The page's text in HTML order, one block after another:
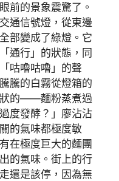
前的景象震驚了。
通信號燈，從東邊
部變成了綠燈。它
通行」的狀態，同
咕嚕咕嚕」的聲
騰的白霧從燈箱的
狀的——麵粉蒸煮過
度發酵？」廖沾沾
的氣味都極度敏
在極度巨大的麵團
的氣味。街上的行
還是該停，因為無